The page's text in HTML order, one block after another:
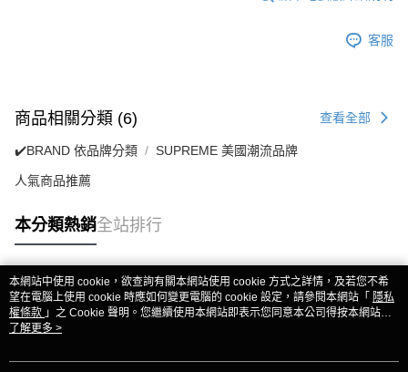
客服
商品相關分類 (6) 查看全部
✔️BRAND 依品牌分類 SUPREME 美國潮流品牌
人氣商品推薦
本分類熱銷全站排行
熱門標籤
本網站中使用 cookie，欲查詢有關本網站使用 cookie 方式之詳情，及若您不希
望在電腦上使用 cookie 時應如何變更電腦的 cookie 設定，請參閱本網站「 隱私
權條款 」之 Cookie 聲明。您繼續使用本網站即表示您同意本公司得按本網站使
用條款之 Cookie 聲明使用 cookie。
了解更多 >